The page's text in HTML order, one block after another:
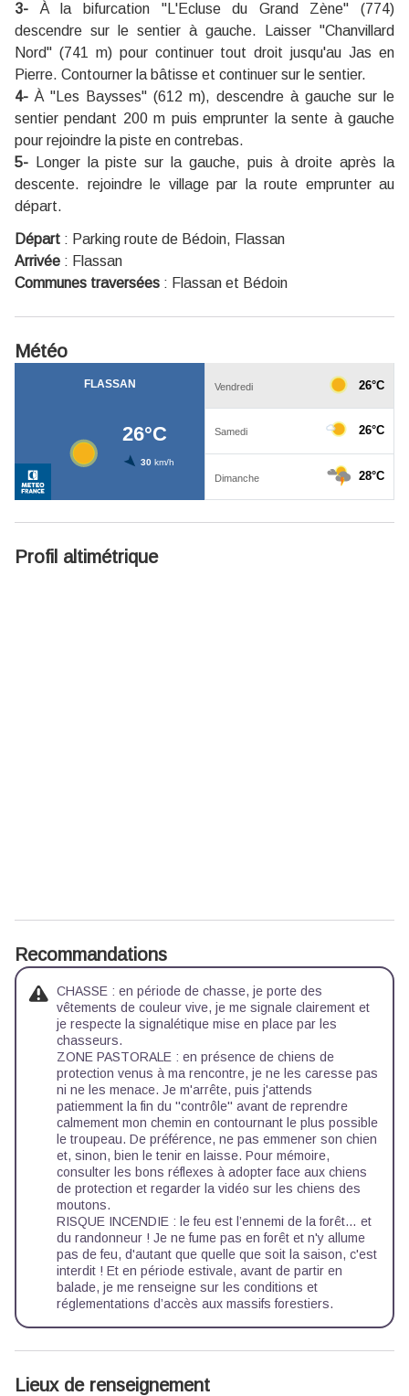
3- À la bifurcation "L'Ecluse du Grand Zène" (774)
descendre sur le sentier à gauche. Laisser "Chanvillard
Nord" (741 m) pour continuer tout droit jusqu'au Jas en
Pierre. Contourner la bâtisse et continuer sur le sentier.
4- À "Les Baysses" (612 m), descendre à gauche sur le
sentier pendant 200 m puis emprunter la sente à gauche
pour rejoindre la piste en contrebas.
5- Longer la piste sur la gauche, puis à droite après la
descente. rejoindre le village par la route emprunter au
départ.
Départ : Parking route de Bédoin, Flassan
Arrivée : Flassan
Communes traversées : Flassan et Bédoin
Météo
Profil altimétrique
Recommandations
CHASSE : en période de chasse, je porte des
vêtements de couleur vive, je me signale clairement et
je respecte la signalétique mise en place par les
chasseurs.
ZONE PASTORALE : en présence de chiens de
protection venus à ma rencontre, je ne les caresse pas
ni ne les menace. Je m'arrête, puis j'attends
patiemment la fin du ''contrôle'' avant de reprendre
calmement mon chemin en contournant le plus possible
le troupeau. De préférence, ne pas emmener son chien
et, sinon, bien le tenir en laisse. Pour mémoire,
consulter les bons réflexes à adopterface aux chiens
de protection et regarder la vidéo sur les chiens des
moutons.
RISQUE INCENDIE : le feu est l’ennemi de la forêt… et
du randonneur ! Je ne fume pas en forêt et n'y allume
pas de feu, d'autant que quelle que soit la saison, c'est
interdit ! Et en période estivale, avant de partir en
balade, je me renseigne sur les conditions et
réglementations d’accès aux massifs forestiers.
Lieux de renseignement